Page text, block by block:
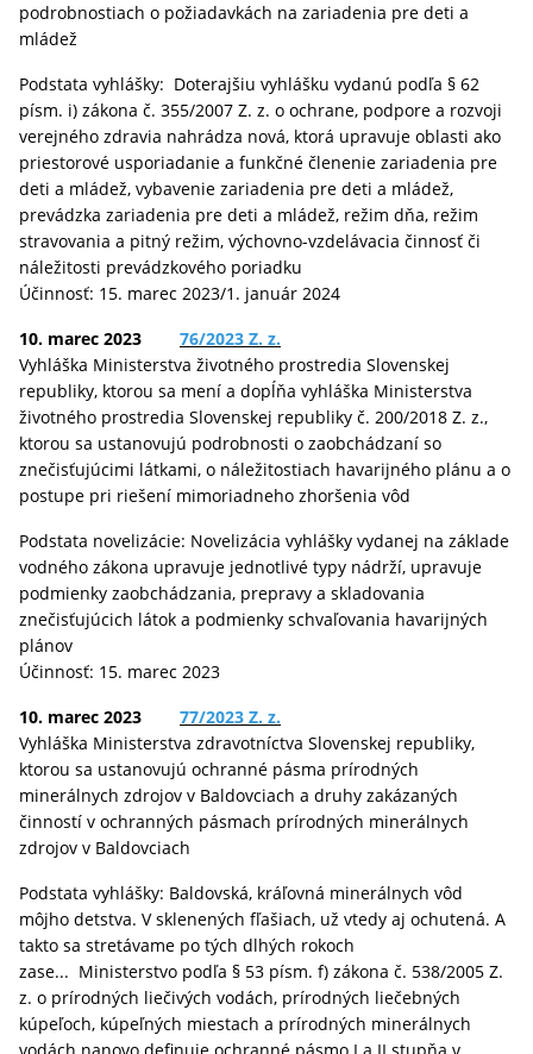
podrobnostiach o požiadavkách na zariadenia pre deti a
mládež
Podstata vyhlášky: Doterajšiu vyhlášku vydanú podľa § 62
písm. i) zákona č. 355/2007 Z. z. o ochrane, podpore a rozvoji
verejného zdravia nahrádza nová, ktorá upravuje oblasti ako
priestorové usporiadanie a funkčné členenie zariadenia pre
deti a mládež, vybavenie zariadenia pre deti a mládež,
prevádzka zariadenia pre deti a mládež, režim dňa, režim
stravovania a pitný režim, výchovno-vzdelávacia činnosť či
náležitosti prevádzkového poriadku
Účinnosť: 15. marec 2023/1. január 2024
10. marec 2023 76/2023 Z. z.
Vyhláška Ministerstva životného prostredia Slovenskej
republiky, ktorou sa mení a dopĺňa vyhláška Ministerstva
životného prostredia Slovenskej republiky č. 200/2018 Z. z.,
ktorou sa ustanovujú podrobnosti o zaobchádzaní so
znečisťujúcimi látkami, o náležitostiach havarijného plánu a o
postupe pri riešení mimoriadneho zhoršenia vôd
Podstata novelizácie: Novelizácia vyhlášky vydanej na základe
vodného zákona upravuje jednotlivé typy nádrží, upravuje
podmienky zaobchádzania, prepravy a skladovania
znečisťujúcich látok a podmienky schvaľovania havarijných
plánov
Účinnosť: 15. marec 2023
10. marec 2023 77/2023 Z. z.
Vyhláška Ministerstva zdravotníctva Slovenskej republiky,
ktorou sa ustanovujú ochranné pásma prírodných
minerálnych zdrojov v Baldovciach a druhy zakázaných
činností v ochranných pásmach prírodných minerálnych
zdrojov v Baldovciach
Podstata vyhlášky: Baldovská, kráľovná minerálnych vôd
môjho detstva. V sklenených fľašiach, už vtedy aj ochutená. A
takto sa stretávame po tých dlhých rokoch
zase... Ministerstvo podľa § 53 písm. f) zákona č. 538/2005 Z.
z. o prírodných liečivých vodách, prírodných liečebných
kúpeľoch, kúpeľných miestach a prírodných minerálnych